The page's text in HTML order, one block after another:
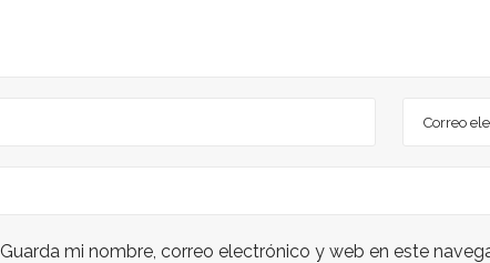
Guarda mi nombre, correo electrónico y web en este